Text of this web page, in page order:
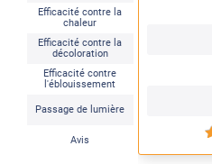
Efficacité contre la
chaleur
Efficacité contre la
décoloration
Efficacité contre
l'éblouissement
Passage de lumière
Avis